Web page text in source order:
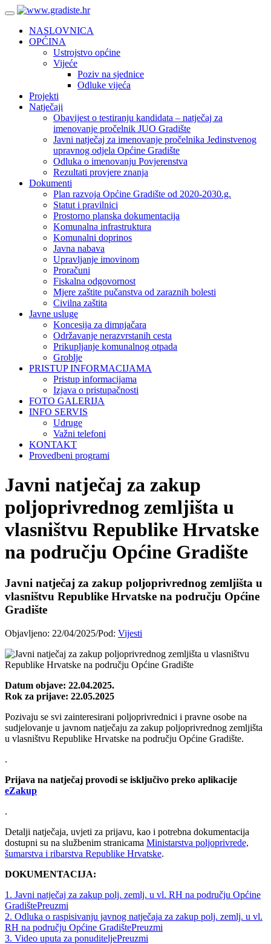
NASLOVNICA
OPĆINA
Ustrojstvo općine
Vijeće
Poziv na sjednice
Odluke vijeća
Projekti
Natječaji
Obavijest o testiranju kandidata – natječaj za
imenovanje pročelnik JUO Gradište
Javni natječaj za imenovanje pročelnika Jedinstvenog
upravnog odjela Općine Gradište
Odluka o imenovanju Povjerenstva
Rezultati provjere znanja
Dokumenti
Plan razvoja Općine Gradište od 2020-2030.g.
Statut i pravilnici
Prostorno planska dokumentacija
Komunalna infrastruktura
Komunalni doprinos
Javna nabava
Upravljanje imovinom
Proračuni
Fiskalna odgovornost
Mjere zaštite pučanstva od zaraznih bolesti
Civilna zaštita
Javne usluge
Koncesija za dimnjačara
Održavanje nerazvrstanih cesta
Prikupljanje komunalnog otpada
Groblje
PRISTUP INFORMACIJAMA
Pristup informacijama
Izjava o pristupačnosti
FOTO GALERIJA
INFO SERVIS
Udruge
Važni telefoni
KONTAKT
Provedbeni programi
Javni natječaj za zakup
poljoprivrednog zemljišta u
vlasništvu Republike Hrvatske
na području Općine Gradište
Javni natječaj za zakup poljoprivrednog zemljišta u
vlasništvu Republike Hrvatske na području Općine
Gradište
Objavljeno: 22/04/2025/Pod: Vijesti
Datum objave: 22.04.2025.
Rok za prijave: 22.05.2025
Pozivaju se svi zainteresirani poljoprivrednici i pravne osobe na
sudjelovanje u javnom natječaju za zakup poljoprivrednog zemljišta
u vlasništvu Republike Hrvatske na području Općine Gradište.
.
Prijava na natječaj provodi se isključivo preko aplikacije
eZakup
.
Detalji natječaja, uvjeti za prijavu, kao i potrebna dokumentacija
dostupni su na službenim stranicama Ministarstva poljoprivrede,
šumarstva i ribarstva Republike Hrvatske.
DOKUMENTACIJA:
1. Javni natječaj za zakup polj. zemlj. u vl. RH na području Općine
GradištePreuzmi
2. Odluka o raspisivanju javnog natječaja za zakup polj. zemlj. u vl.
RH na području Općine GradištePreuzmi
3. Video uputa za ponuditeljePreuzmi